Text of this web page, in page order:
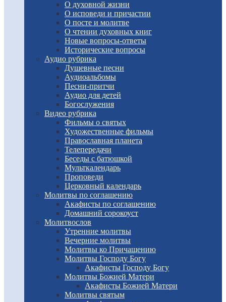
О духовной жизни
О исповеди и причастии
О посте и молитве
О чтении духовных книг
Новые вопросы-ответы
Исторические вопросы
Аудио рубрика
Душевные песни
Аудиоальбомы
Песни-притчи
Аудио для детей
Богослужения
Видео рубрика
Фильмы о святых
Художественные фильмы
Православная планета
Телепередачи
Беседы с батюшкой
Мульткалендарь
Проповеди
Церковный календарь
Молитвы по соглашению
Акафисты по соглашению
Домашний сорокоуст
Молитвослов
Утренние молитвы
Вечерние молитвы
Молитвы ко Причащению
Молитвы Господу Богу
Акафисты Господу Богу
Молитвы Божией Матери
Акафисты Божией Матери
Молитвы святым